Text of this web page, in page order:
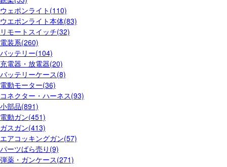
ウェポンライト(110)
ウエポンライト本体(83)
リモートスイッチ(32)
電装系(260)
バッテリー(104)
充電器・放電器(20)
バッテリーケース(8)
電動モーター(36)
コネクター・ハーネス(93)
小部品(891)
電動ガン(451)
ガスガン(413)
エアコッキングガン(57)
パーツばら売り(9)
弾薬・ガンケース(271)